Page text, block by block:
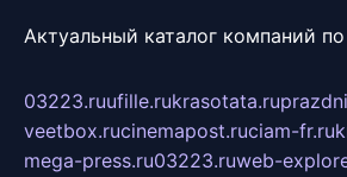
Актуальный каталог компаний
03223.ruufille.rukrasotata.ru
veetbox.rucinemapost.ruciam-fr.ru
mega-press.ru03223.ruweb-